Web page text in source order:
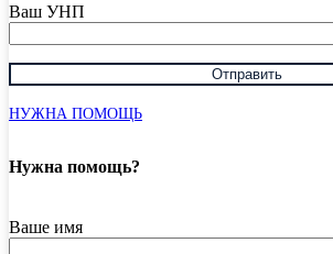
Ваш УНП
НУЖНА ПОМОЩЬ
Нужна помощь?
Ваше имя